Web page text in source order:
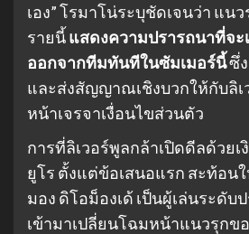
เอง” โรมาโน่ระบุชัดเจนว่า แน
รายนี้แสดงความปรารถนาที่จะ
ออกจากทีมทันทีในซัมเมอร์นี้ซึ่ง
และส่งสัญญาณเชิงบวกให้กับลิเ
หน้าเจรจาเงื่อนไขส่วนตัว
การที่ลิเวอร์พูลกล้าเปิดดีลด้วยเ
ยูโร ตั้งแต่ข้อเสนอแรก สะท้อน
มอง ดิโอม็องเด้ เป็นผู้เล่นระดั
เข้ามาเปลี่ยนโฉมหน้าแนวรุกข